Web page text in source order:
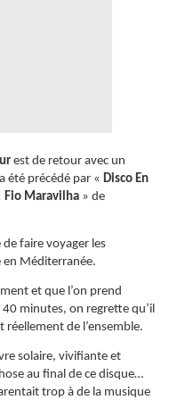
est de retour avec un
été précédé par « Disco En
Fio Maravilha » de
faire voyager les
en Méditerranée.
et que l’on prend
minutes, on regrette qu’il
réellement de l’ensemble.
solaire, vivifiante et
au final de ce disque…
trop à de la musique